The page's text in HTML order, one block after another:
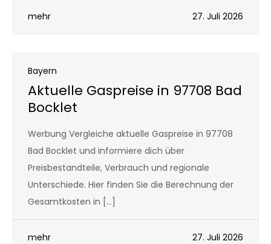
mehr 27. Juli 2026
Bayern
Aktuelle Gaspreise in 97708 Bad
Bocklet
Werbung Vergleiche aktuelle Gaspreise in 97708
Bad Bocklet und informiere dich über
Preisbestandteile, Verbrauch und regionale
Unterschiede. Hier finden Sie die Berechnung der
Gesamtkosten in […]
mehr 27. Juli 2026